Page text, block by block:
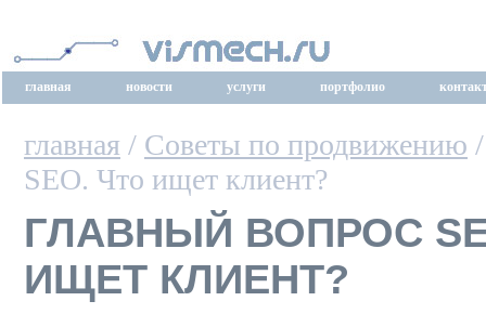
главная новости услуги портфолио
главная / Советы по продвижению
SEO. Что ищет клиент?
ГЛАВНЫЙ ВОПРОС
ИЩЕТ КЛИЕНТ?